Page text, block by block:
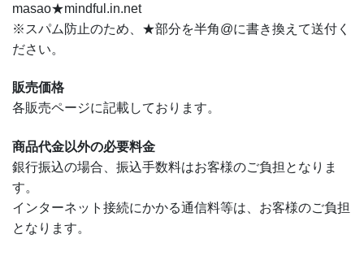
masao★mindful.in.net
※スパム防止のため、★部分を半角@に書き換えて送付く
ださい。
販売価格
各販売ページに記載しております。
商品代金以外の必要料金
銀行振込の場合、振込手数料はお客様のご負担となりま
す。
インターネット接続にかかる通信料等は、お客様のご負担
となります。